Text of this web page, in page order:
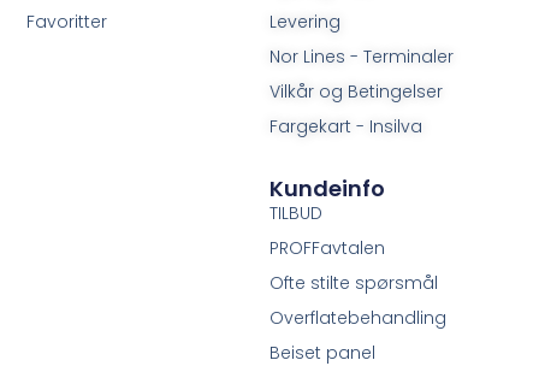
Levering
Nor Lines - Terminaler
Vilkår og Betingelser
Fargekart - Insilva
Favoritter
Kundeinfo
TILBUD
PROFFavtalen
Ofte stilte spørsmål
Overflatebehandling
Beiset panel